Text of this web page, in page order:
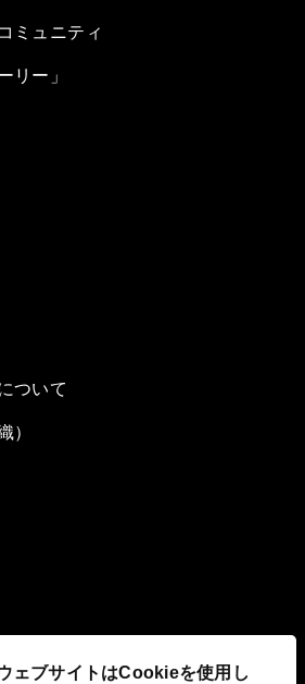
ェブサイトはCookieを使用し
ミュニティ
リー」
ついて
）
取り組み